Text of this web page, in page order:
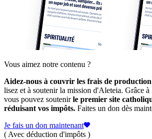
Vous aimez notre contenu ?
Aidez-nous à couvrir les frais de production
lisez et à soutenir la mission d'Aleteia. Grâce
vous pouvez soutenirle premier site
réduisant vos impôts. Faites un don dès
Je fais un don maintenant
( Avec déduction d'impôts )